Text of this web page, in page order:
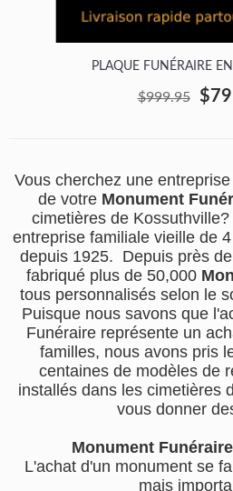
PLAQUE FUNÉRAIRE
$999.95
Vous cherchez une
de votre Monument
cimetières de
entreprise familiale vieille de
depuis 1925. Depuis près
fabriqué plus de 50,000
tous personnalisés selon le
Puisque nous savons que
Funéraire représente un
familles, nous avons pris
centaines de modèles de
installés dans les cimetières
vous donner
Monument
L'achat d'un monument se
mais